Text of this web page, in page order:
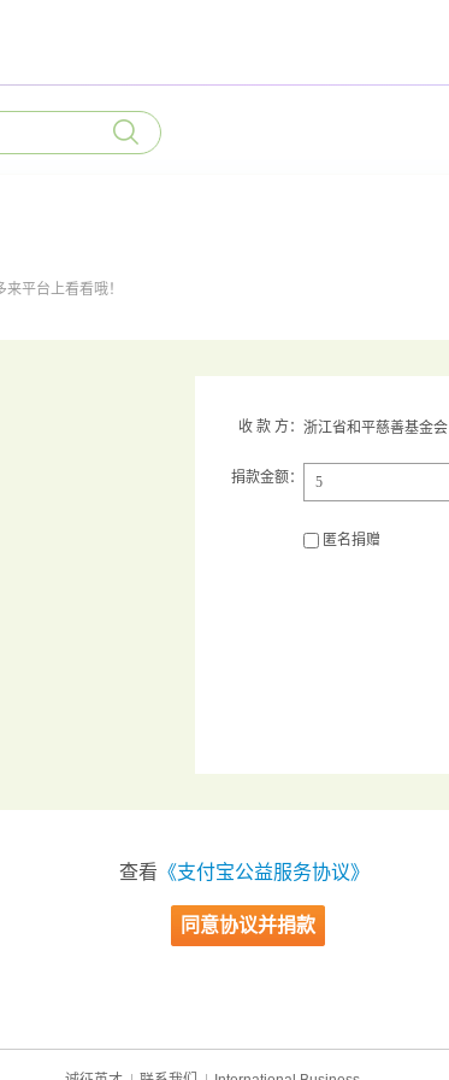
平台上看看哦！
收 款 方： 浙江省和平慈善基金会
捐款金额：
匿名捐赠
查看 《支付宝公益服务协议》